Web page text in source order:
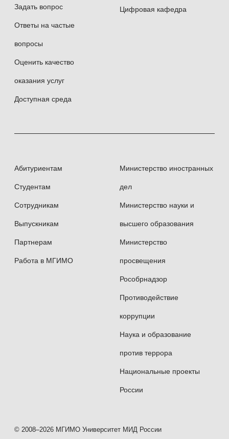
Задать вопрос
Ответы на частые
вопросы
Оценить качество
оказания услуг
Доступная среда
Цифровая кафедра
Абитуриентам
Студентам
Сотрудникам
Выпускникам
Партнерам
Работа в МГИМО
Министерство иностранных
дел
Министерство науки и
высшего образования
Министерство
просвещения
Рособрнадзор
Противодействие
коррупции
Наука и образование
против террора
Национальные проекты
России
© 2008–2026 МГИМО Университет МИД России